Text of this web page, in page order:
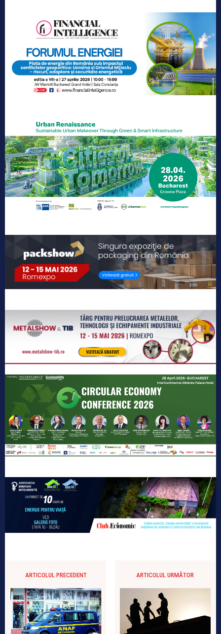
ARTICOLUL PRECEDENT ARTICOLUL URMĂTOR